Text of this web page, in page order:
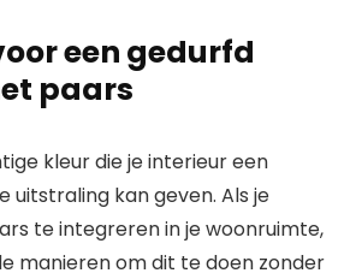
een gedurfd
paars
kleur die je interieur een
uitstraling kan geven. Als je
te integreren in je woonruimte,
manieren om dit te doen zonder